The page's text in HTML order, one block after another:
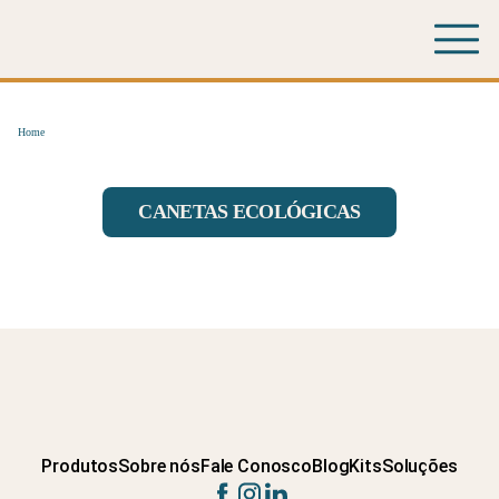
Home
CANETAS ECOLÓGICAS
ProdutosSobre nósFale ConoscoBlogKitsSoluções